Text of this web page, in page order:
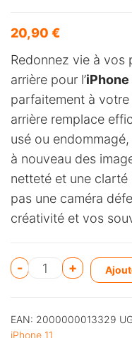
20,90 €
Redonnez vie à vos
arrière pour l’iPhone
parfaitement à
arrière remplace
usé ou
à nouveau des
netteté et une
pas une caméra
créativité et vos
- +
EAN: 2000000013329
iPhone 11